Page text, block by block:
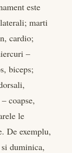
este
marti
cardio;
–
biceps;
coapse,
le
De exemplu,
duminica,